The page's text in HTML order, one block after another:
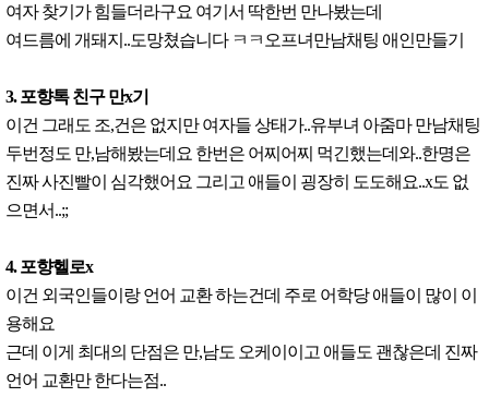
여자 찾기가 힘들더라구요 여기서 딱한번 만나봤는데
여드름에 개돼지..도망쳤습니다 ㅋㅋ오프녀만남채팅 애인만들기
3. 포향톡 친구 만x기
이건 그래도 조,건은 없지만 여자들 상태가..유부녀 아줌마 만남채팅
두번정도 만,남해봤는데요 한번은 어찌어찌 먹긴했는데와..한명은
진짜 사진빨이 심각했어요 그리고 애들이 굉장히 도도해요..x도 없
으면서..;;
4. 포향헬로x
이건 외국인들이랑 언어 교환 하는건데 주로 어학당 애들이 많이 이
용해요
근데 이게 최대의 단점은 만,남도 오케이이고 애들도 괜찮은데 진짜
언어 교환만 한다는점..